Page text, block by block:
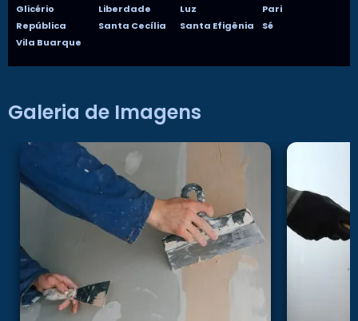
Glicério
Liberdade Luz
Pari
República
Santa Cecília Santa Efigênia
Sé
Vila Buarque
Galeria de Imagens